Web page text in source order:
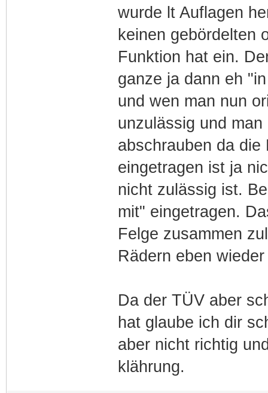
wurde lt Auflagen
keinen gebördelten
Funktion hat ein.
ganze ja dann eh
und wen man nun
unzulässig und
abschrauben da die
eingetragen ist ja
nicht zulässig ist.
mit" eingetragen.
Felge zusammen
Rädern eben
Da der TÜV aber
hat glaube ich dir
aber nicht richtig
klährung.